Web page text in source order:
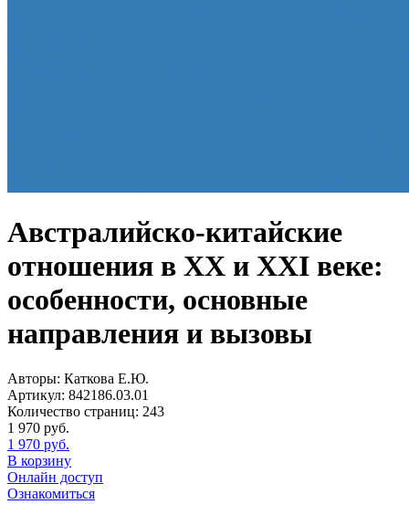
Австралийско-китайские
отношения в XX и XXI веке:
особенности, основные
направления и вызовы
Авторы: Каткова Е.Ю.
Артикул: 842186.03.01
Количество страниц: 243
1 970 руб.
1 970 руб.
В корзину
Онлайн доступ
Ознакомиться